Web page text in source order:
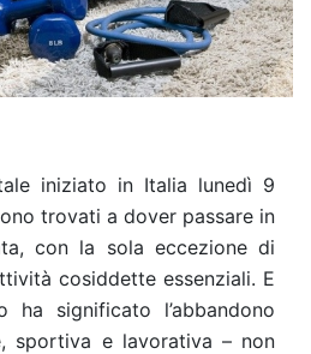
iniziato in Italia lunedì 9
trovati a dover passare in
con la sola eccezione di
cosiddette essenziali. E
significato l’abbandono
sportiva e lavorativa – non